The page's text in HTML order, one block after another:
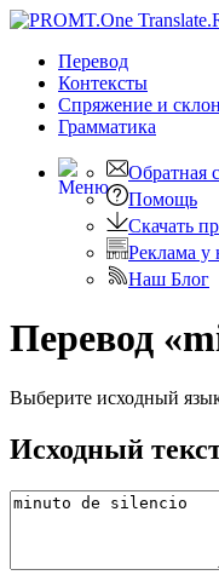
Перевод
Контексты
Спряжение и
Грамматика
Обратная
Помощь
Скачать
Реклама у
Наш Блог
Перевод
Выберите исходный
Исходный